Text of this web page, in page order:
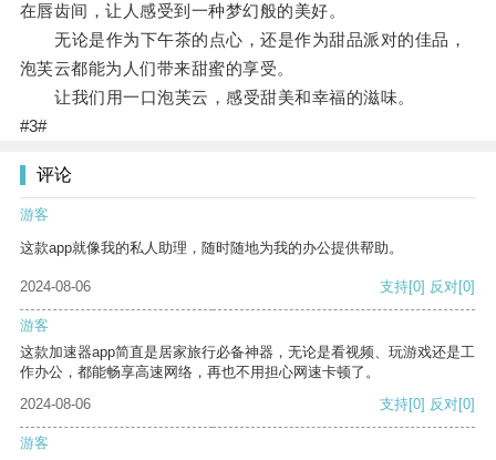
在唇齿间，让人感受到一种梦幻般的美好。
无论是作为下午茶的点心，还是作为甜品派对的佳品，
泡芙云都能为人们带来甜蜜的享受。
让我们用一口泡芙云，感受甜美和幸福的滋味。
#3#
评论
游客
这款app就像我的私人助理，随时随地为我的办公提供帮助。
2024-08-06 支持[0] 反对[0]
游客
这款加速器app简直是居家旅行必备神器，无论是看视频、玩游戏还是工
作办公，都能畅享高速网络，再也不用担心网速卡顿了。
2024-08-06
支持[0] 反对[0]
游客